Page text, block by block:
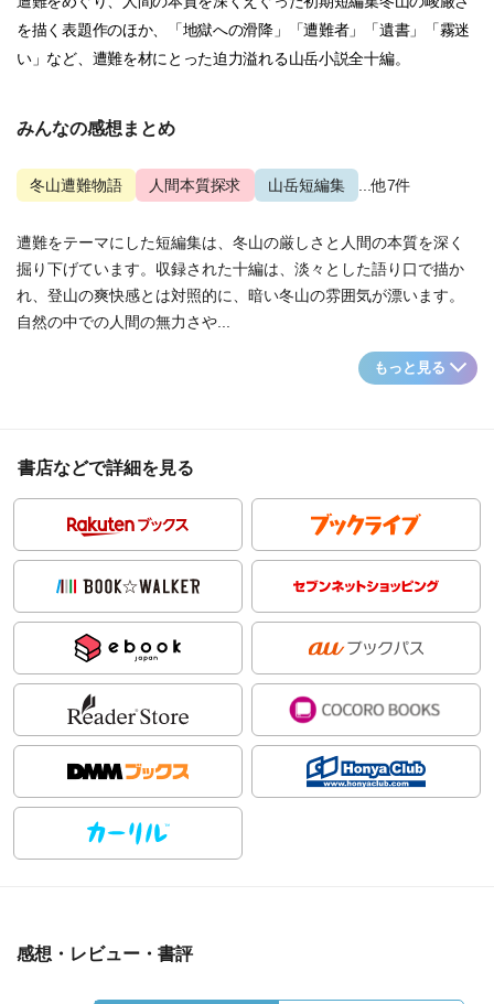
を描く表題作のほか、「地獄への滑降」「遭難者」「遺書」「霧迷
い」など、遭難を材にとった迫力溢れる山岳小説全十編。
みんなの感想まとめ
冬山遭難物語 人間本質探求 山岳短編集 ...他7件
遭難をテーマにした短編集は、冬山の厳しさと人間の本質を深く
掘り下げています。収録された十編は、淡々とした語り口で描か
れ、登山の爽快感とは対照的に、暗い冬山の雰囲気が漂います。
自然の中での人間の無力さや...
もっと見る
書店などで詳細を見る
感想・レビュー・書評